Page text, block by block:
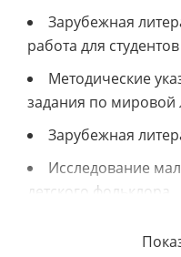
Зарубежная
работа для студентов
Методические
задания по мировой
Зарубежная
Исследование
детского фольклора